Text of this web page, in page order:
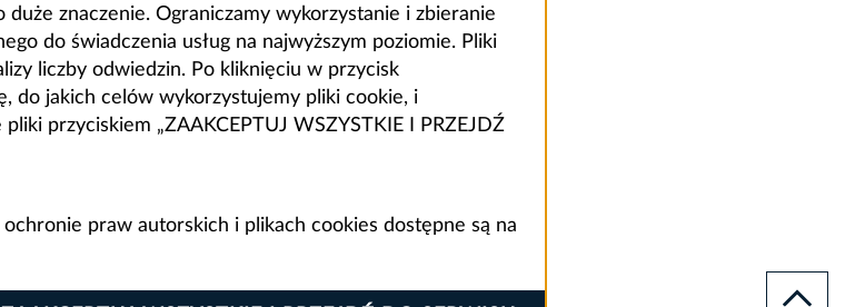
znaczenie. Ograniczamy wykorzystanie i zbieranie
do świadczenia usług na najwyższym poziomie. Pliki
liczby odwiedzin. Po kliknięciu w przycisk
do jakich celów wykorzystujemy pliki cookie, i
przyciskiem „ZAAKCEPTUJ WSZYSTKIE I PRZEJDŹ
praw autorskich i plikach cookies dostępne są na